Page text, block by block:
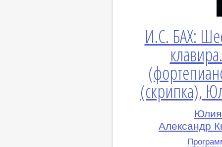
И.С. БАХ:
(скрипка),
Юлия
Александр